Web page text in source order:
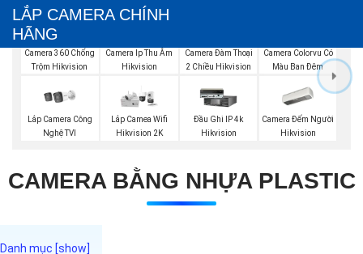
LẮP CAMERA CHÍNH
HÃNG
Camera 360 Chống
Trộm Hikvision
Camera Ip Thu Âm
Hikvision
Camera Đàm Thoại
2 Chiều Hikvision
Camera Colorvu Có
Màu Ban Đêm
Lắp Camera Công
Nghệ TVI
Lắp Camea Wifi
Hikvision 2K
Đầu Ghi IP 4k
Hikvision
Camera Đếm Người
Hikvision
CAMERA BẰNG NHỰA PLASTIC